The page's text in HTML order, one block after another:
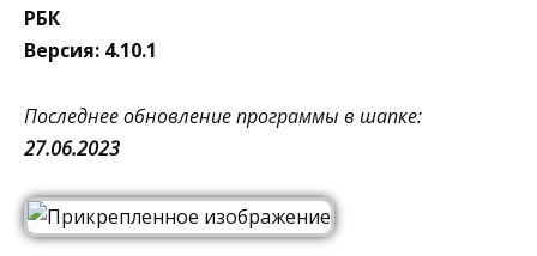
РБК
Версия: 4.10.1
Последнее обновление программы в шапке:
27.06.2023